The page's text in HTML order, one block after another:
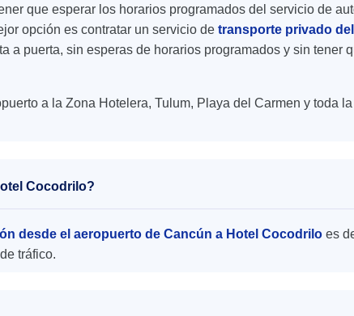
que esperar los horarios programados del servicio de
opción es contratar un servicio de transporte privado
a puerta, sin esperas de horarios programados y sin tener
a la Zona Hotelera, Tulum, Playa del Carmen y toda
Cocodrilo?
desde el aeropuerto de Cancún a Hotel Cocodrilo es
tráfico.